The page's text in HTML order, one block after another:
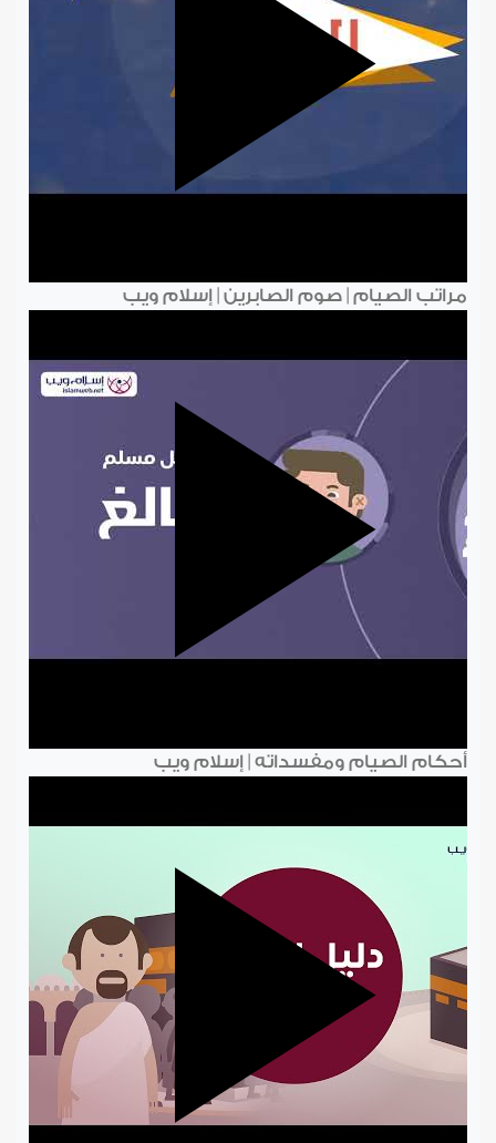
مراتب الصيام | صوم الصابرين | إسلام ويب
أحكام الصيام ومفسداته | إسلام ويب